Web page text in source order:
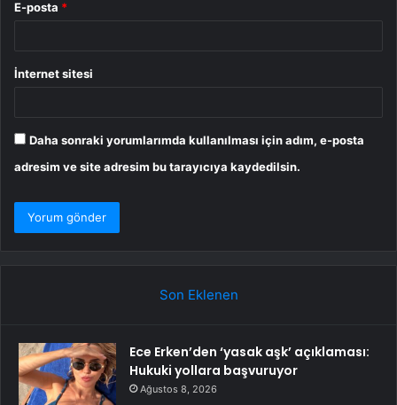
E-posta *
İnternet sitesi
Daha sonraki yorumlarımda kullanılması için adım, e-posta
adresim ve site adresim bu tarayıcıya kaydedilsin.
Son Eklenen
Ece Erken’den ‘yasak aşk’ açıklaması:
Hukuki yollara başvuruyor
Ağustos 8, 2026